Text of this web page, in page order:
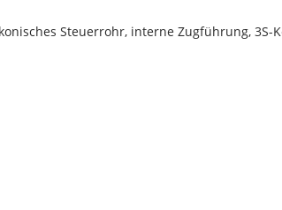
Steuerrohr, interne Zugführung,